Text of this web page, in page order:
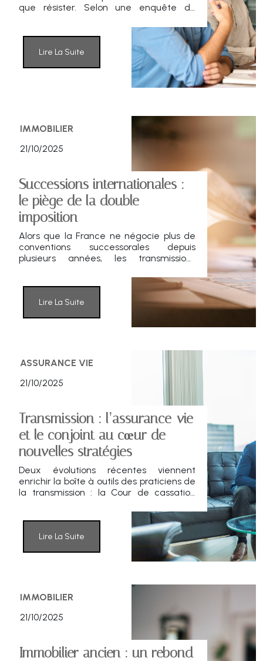
que résister. Selon une enquête du
gagnent en moyenne 96 % de plus que
leurs homologues salariés à métiers
équivalents. Un écart spectaculaire, que
la majorité des Français continue
Lire La Suite
IMMOBILIER
21/10/2025
Successions internationales :
le piège de la double
imposition
Alors que la France ne négocie plus de
conventions successorales depuis
plusieurs années, les transmissions
plus de familles à des cas de double
imposition. L’article 784 A du CGI
atténue partiellement le choc, mais la
cas du canton de Vaud en Suisse.
Lire La Suite
ASSURANCE VIE
21/10/2025
Transmission : l’assurance-vie
et le conjoint au cœur de
nouvelles stratégies
Deux évolutions récentes viennent
enrichir la boîte à outils des praticiens de
la transmission : la Cour de cassation
d’une clause bénéficiaire pouvait être
valable sans notification à l’assureur,
tandis qu’une réponse ministérielle (août
2025) confirme que le conjoint survivant
peut cantonner ses droits à l’usufruit. De
Lire La Suite
IMMOBILIER
21/10/2025
Immobilier ancien : un rebond